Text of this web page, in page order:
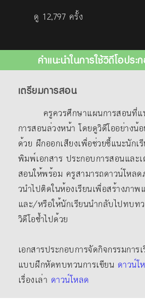
ดู 12,797 ครั้ง
คำแนะนำในการใช้วิดีโอปร
เตรียมการสอน
ครูควรศึกษาแผนการสอนที่แน
การสอนล่วงหน้า โดยดูวิดีโออย่างน้
ด้วย ฝึกออกเสียงเพื่อช่วยชี้แนะนักเ
พิมพ์เอกสาร ประกอบการสอนและ
สอนให้พร้อม ครูสามารถดาวน์โห
วนําไปติดในห้องเรียนเพื่อสร้างภา
และ/หรือให้นักเรียนนํากลับไปทบ
วิดีโอซ้ำไปด้วย
เอกสารประกอบการจัดกิจกรรมการ
แบบฝึกหัดทบทวนการเขียน ดาวน์โ
เรื่องเล่า ดาวน์โหลด